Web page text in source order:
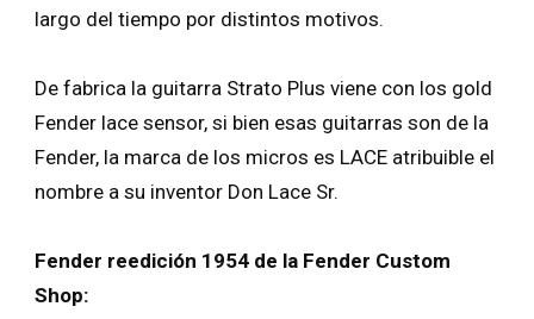
largo del tiempo por distintos motivos.
De fabrica la guitarra Strato Plus viene con los gold
Fender lace sensor, si bien esas guitarras son de la
Fender, la marca de los micros es LACE atribuible el
nombre a su inventor Don Lace Sr.
Fender reedición 1954 de la Fender Custom
Shop: